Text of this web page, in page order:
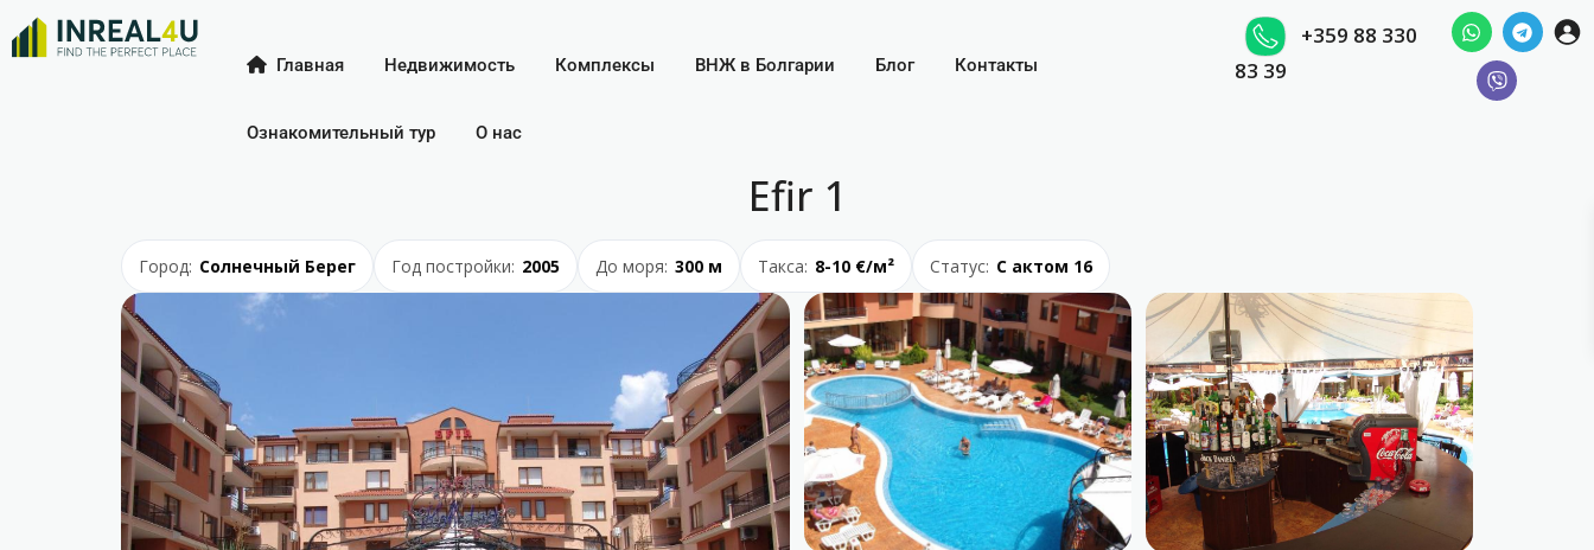
Главная Недвижимость Комплексы ВНЖ в Болгарии Блог Контакты
Ознакомительный тур О нас
+359 88 330
83 39
Efir 1
Город: Солнечный Берег Год постройки: 2005 До моря: 300 м Такса: 8-10 €/м² Статус: С актом 16